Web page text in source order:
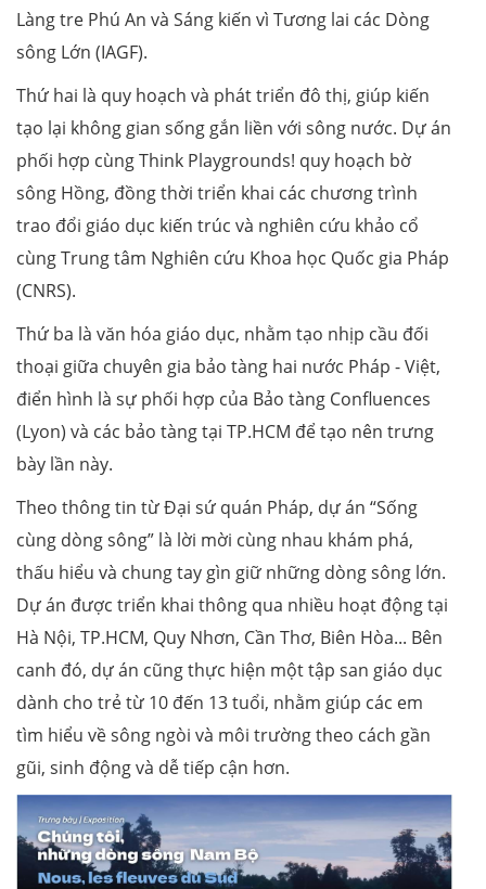
Làng tre Phú An và Sáng kiến vì Tương lai các Dòng
sông Lớn (IAGF).
Thứ hai là quy hoạch và phát triển đô thị, giúp kiến
tạo lại không gian sống gắn liền với sông nước. Dự án
phối hợp cùng Think Playgrounds! quy hoạch bờ
sông Hồng, đồng thời triển khai các chương trình
trao đổi giáo dục kiến trúc và nghiên cứu khảo cổ
cùng Trung tâm Nghiên cứu Khoa học Quốc gia Pháp
(CNRS).
Thứ ba là văn hóa giáo dục, nhằm tạo nhịp cầu đối
thoại giữa chuyên gia bảo tàng hai nước Pháp - Việt,
điển hình là sự phối hợp của Bảo tàng Confluences
(Lyon) và các bảo tàng tại TP.HCM để tạo nên trưng
bày lần này.
Theo thông tin từ Đại sứ quán Pháp, dự án “Sống
cùng dòng sông” là lời mời cùng nhau khám phá,
thấu hiểu và chung tay gìn giữ những dòng sông lớn.
Dự án được triển khai thông qua nhiều hoạt động tại
Hà Nội, TP.HCM, Quy Nhơn, Cần Thơ, Biên Hòa... Bên
canh đó, dự án cũng thực hiện một tập san giáo dục
dành cho trẻ từ 10 đến 13 tuổi, nhằm giúp các em
tìm hiểu về sông ngòi và môi trường theo cách gần
gũi, sinh động và dễ tiếp cận hơn.